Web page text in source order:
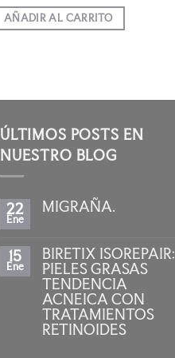
original
era:
22,75 €.
actual
es:
19,33 €.
AÑADIR AL CARRITO
ÚLTIMOS POSTS EN
NUESTRO BLOG
22
Ene
MIGRAÑA.
en
MIGRAÑA.
15
Ene
BIRETIX ISOREPAIR:
PIELES GRASAS
TENDENCIA
ACNEICA CON
TRATAMIENTOS
RETINOIDES